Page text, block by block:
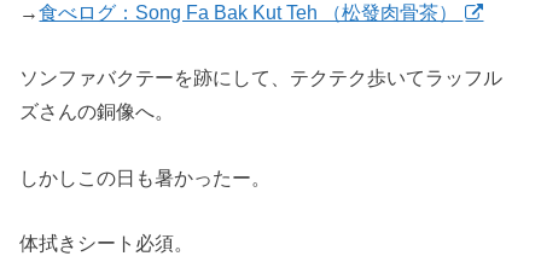
→食べログ：Song Fa Bak Kut Teh （松發肉骨茶）
ソンファバクテーを跡にして、テクテク歩いてラッフル
ズさんの銅像へ。
しかしこの日も暑かったー。
体拭きシート必須。